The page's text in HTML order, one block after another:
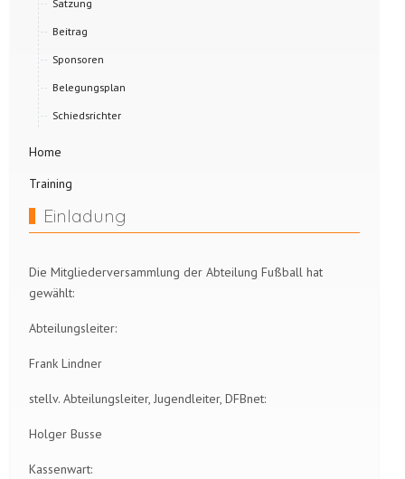
Satzung
Beitrag
Sponsoren
Belegungsplan
Schiedsrichter
Home
Training
Einladung
Die Mitgliederversammlung der Abteilung Fußball hat
gewählt:
Abteilungsleiter:
Frank Lindner
stellv. Abteilungsleiter, Jugendleiter, DFBnet:
Holger Busse
Kassenwart: